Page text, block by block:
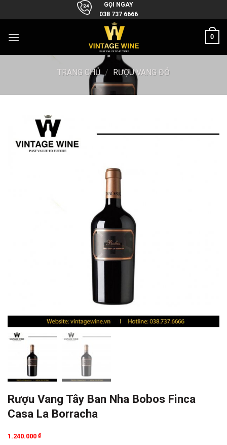
to
GỌI NGAY
038 737 6666
0
TRANG CHỦ / RƯỢU VANG ĐỎ
Rượu Vang Tây Ban Nha Bobos Finca
Casa La Borracha
1.240.000 ₫